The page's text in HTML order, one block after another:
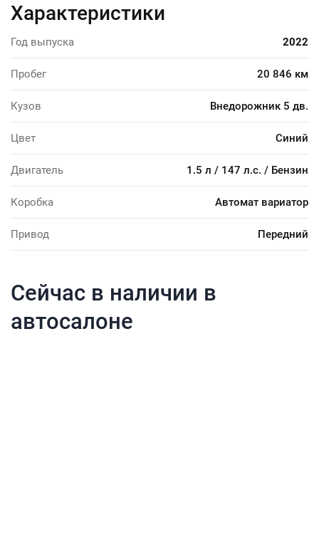
Характеристики
Год выпуска 2022
Пробег 20 846 км
Кузов Внедорожник 5 дв.
Цвет Синий
Двигатель 1.5 л / 147 л.с. / Бензин
Коробка Автомат вариатор
Привод Передний
Сейчас в наличии в
автосалоне